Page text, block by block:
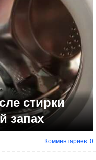
стирки
запах
Комментариев: 0